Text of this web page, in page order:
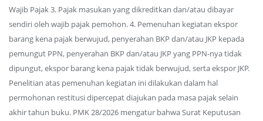
Wajib Pajak 3. Pajak masukan yang dikreditkan dan/atau dibayar
sendiri oleh wajib pajak pemohon. 4. Pemenuhan kegiatan ekspor
barang kena pajak berwujud, penyerahan BKP dan/atau JKP kepada
pemungut PPN, penyerahan BKP dan/atau JKP yang PPN-nya tidak
dipungut, ekspor barang kena pajak tidak berwujud, serta ekspor JKP.
Penelitian atas pemenuhan kegiatan ini dilakukan dalam hal
permohonan restitusi dipercepat diajukan pada masa pajak selain
akhir tahun buku. PMK 28/2026 mengatur bahwa Surat Keputusan